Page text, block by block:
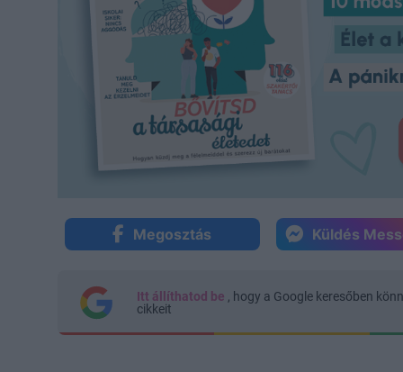
Megosztás Küldés
Itt állíthatod be , hogy a Google keresőben
cikkeit